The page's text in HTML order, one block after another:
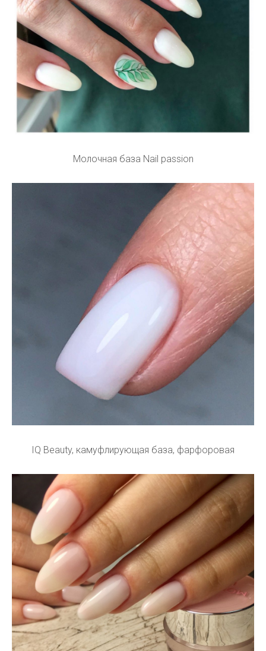
Молочная база Nail passion
IQ Beauty, камуфлирующая база, фарфоровая